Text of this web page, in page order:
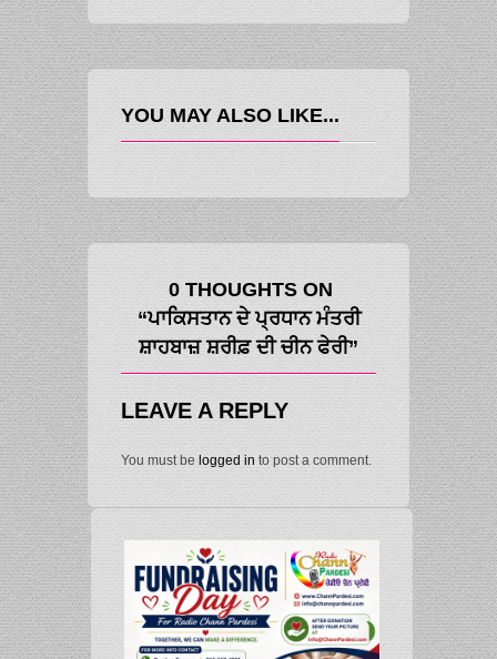
YOU MAY ALSO LIKE...
0 THOUGHTS ON
“ਪਾਕਿਸਤਾਨ ਦੇ ਪ੍ਰਧਾਨ ਮੰਤਰੀ
ਸ਼ਾਹਬਾਜ਼ ਸ਼ਰੀਫ਼ ਦੀ ਚੀਨ ਫੇਰੀ”
LEAVE A REPLY
You must be logged in to post a comment.